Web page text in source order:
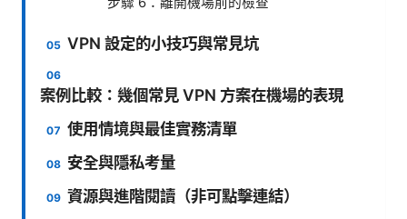
VPN 設定的小技巧與常見坑
案例比較：幾個常見 VPN 方案在機場的表現
使用情境與最佳實務清單
安全與隱私考量
資源與進階閱讀（非可點擊連結）